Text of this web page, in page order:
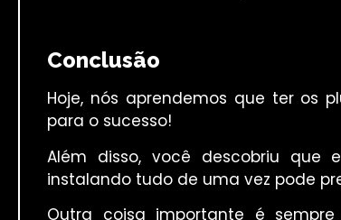
Conclusão
Hoje, nós aprendemos que ter os
para o sucesso!
Além disso, você descobriu que
instalando tudo de uma vez pode
Outra coisa importante é